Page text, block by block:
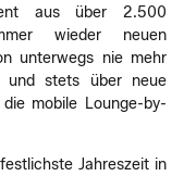
aus über 2.500
wieder neuen
unterwegs nie mehr
und stets über neue
mobile Lounge-by-
Jahreszeit in